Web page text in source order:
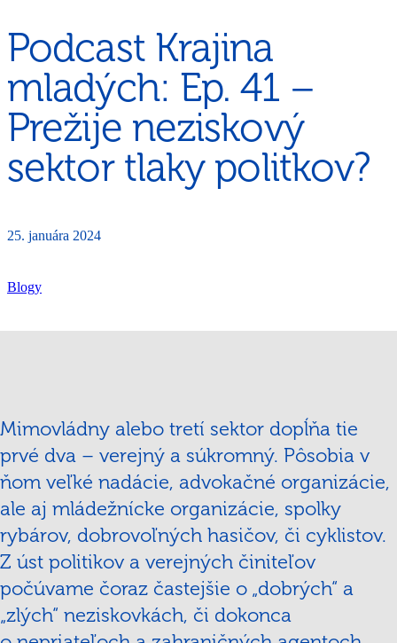
Podcast Krajina
mladých: Ep. 41 –
Prežije neziskový
sektor tlaky politkov?
25. januára 2024
Blogy
Mimovládny alebo tretí sektor dopĺňa tie
prvé dva – verejný a súkromný. Pôsobia v
ňom veľké nadácie, advokačné organizácie,
ale aj mládežnícke organizácie, spolky
rybárov, dobrovoľných hasičov, či cyklistov.
Z úst politikov a verejných činiteľov
počúvame čoraz častejšie o „dobrých“ a
„zlých“ neziskovkách, či dokonca